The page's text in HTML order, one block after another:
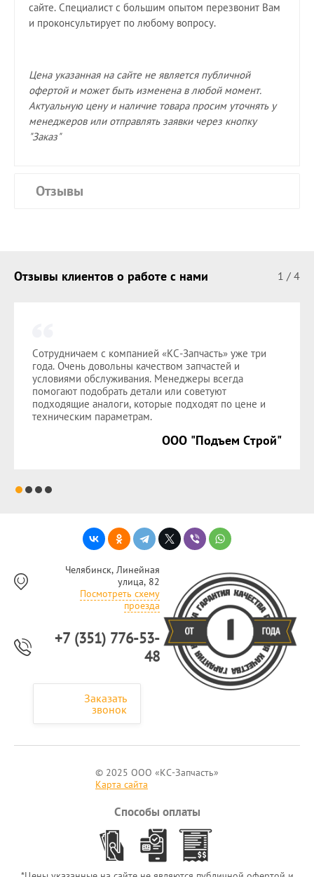
сайте. Специалист с большим опытом перезвонит Вам
и проконсультирует по любому вопросу.
Цена указанная на сайте не является публичной
офертой и может быть изменена в любой момент.
Актуальную цену и наличие товара просим уточнять у
менеджеров или отправлять заявки через кнопку
"Заказ"
Отзывы
Отзывы клиентов о работе с нами 1 / 4
Сотрудничаем с компанией «КС-Запчасть» уже три
года. Очень довольны качеством запчастей и
условиями обслуживания. Менеджеры всегда
помогают подобрать детали или советуют
подходящие аналоги, которые подходят по цене и
техническим параметрам.
ООО "Подъем Строй"
Челябинск, Линейная
улица, 82
Посмотреть схему
проезда
+7 (351) 776-53-
48
Заказать
звонок
© 2025 ООО «КС-Запчасть»
Карта сайта
Способы оплаты